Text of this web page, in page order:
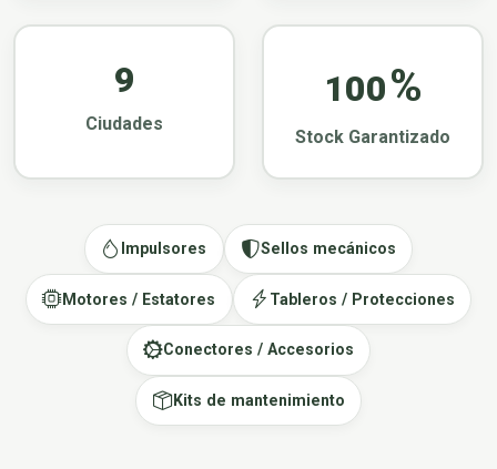
9
Ciudades
100%
Stock Garantizado
Impulsores Sellos mecánicos
Motores / Estatores Tableros / Protecciones
Conectores / Accesorios
Kits de mantenimiento